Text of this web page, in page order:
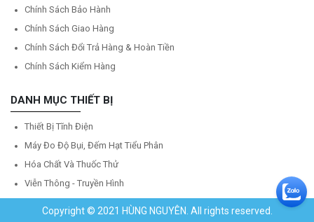
Chính Sách Bảo Hành
Chính Sách Giao Hàng
Chính Sách Đổi Trả Hàng & Hoàn Tiền
Chính Sách Kiểm Hàng
DANH MỤC THIẾT BỊ
Thiết Bị Tĩnh Điện
Máy Đo Độ Bụi, Đếm Hạt Tiểu Phân
Hóa Chất Và Thuốc Thử
Viễn Thông - Truyền Hình
Copyright © 2021 HÙNG NGUYÊN. All rights reserved.